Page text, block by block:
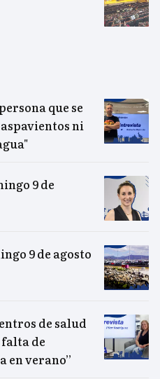
que se
ni
9 de
9 de agosto
de salud
de
en verano”